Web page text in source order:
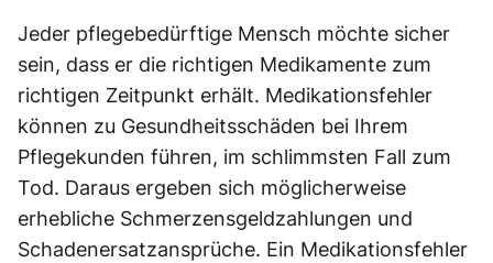
Jeder pflegebedürftige Mensch möchte sicher
sein, dass er die richtigen Medikamente zum
richtigen Zeitpunkt erhält. Medikationsfehler
können zu Gesundheitsschäden bei Ihrem
Pflegekunden führen, im schlimmsten Fall zum
Tod. Daraus ergeben sich möglicherweise
erhebliche Schmerzensgeldzahlungen und
Schadenersatzansprüche. Ein Medikationsfehler